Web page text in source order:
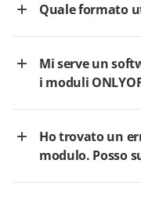
Quale formato
Mi serve un
i moduli
Ho trovato un
modulo. Posso